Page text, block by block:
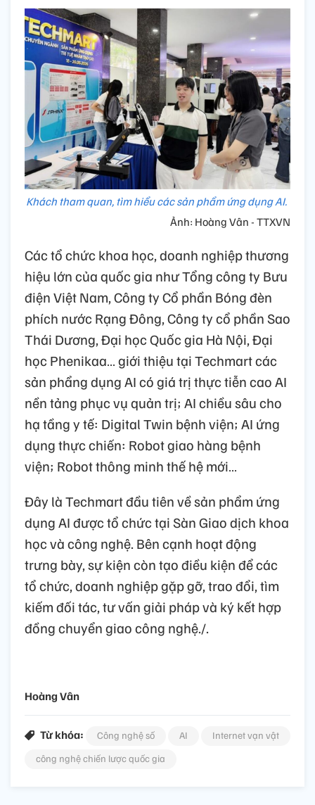
Khách tham quan, tìm hiểu các sản phẩm ứng dụng AI.
Ảnh: Hoàng Vân - TTXVN
Các tổ chức khoa học, doanh nghiệp thương
hiệu lớn của quốc gia như Tổng công ty Bưu
điện Việt Nam, Công ty Cổ phần Bóng đèn
phích nước Rạng Đông, Công ty cổ phần Sao
Thái Dương, Đại học Quốc gia Hà Nội, Đại
học Phenikaa… giới thiệu tại Techmart các
sản phẩng dụng AI có giá trị thực tiễn cao AI
nền tảng phục vụ quản trị; AI chiều sâu cho
hạ tầng y tế: Digital Twin bệnh viện; AI ứng
dụng thực chiến: Robot giao hàng bệnh
viện; Robot thông minh thế hệ mới…
Đây là Techmart đầu tiên về sản phẩm ứng
dụng AI được tổ chức tại Sàn Giao dịch khoa
học và công nghệ. Bên cạnh hoạt động
trưng bày, sự kiện còn tạo điều kiện để các
tổ chức, doanh nghiệp gặp gỡ, trao đổi, tìm
kiếm đối tác, tư vấn giải pháp và ký kết hợp
đồng chuyển giao công nghệ./.
Hoàng Vân
Từ khóa: Công nghệ số AI
Internet vạn vật
công nghệ chiến lược quốc gia